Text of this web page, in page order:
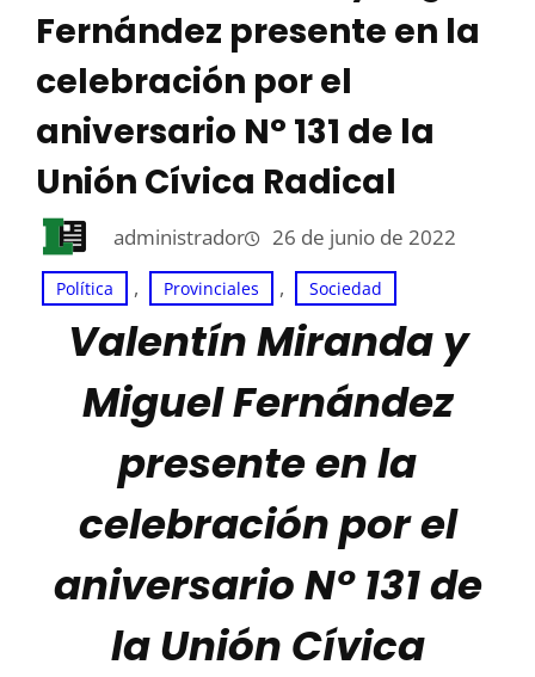
Fernández presente en la
celebración por el
aniversario N° 131 de la
Unión Cívica Radical
administrador 26 de junio de 2022
Política , Provinciales , Sociedad
Valentín Miranda y
Miguel Fernández
presente en la
celebración por el
aniversario N° 131 de
la Unión Cívica